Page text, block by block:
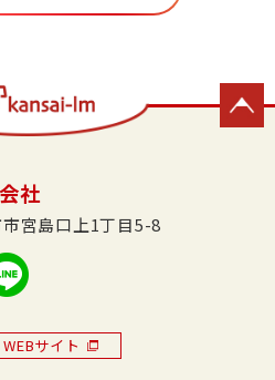
社
宮島口上1丁目5-8
サイト